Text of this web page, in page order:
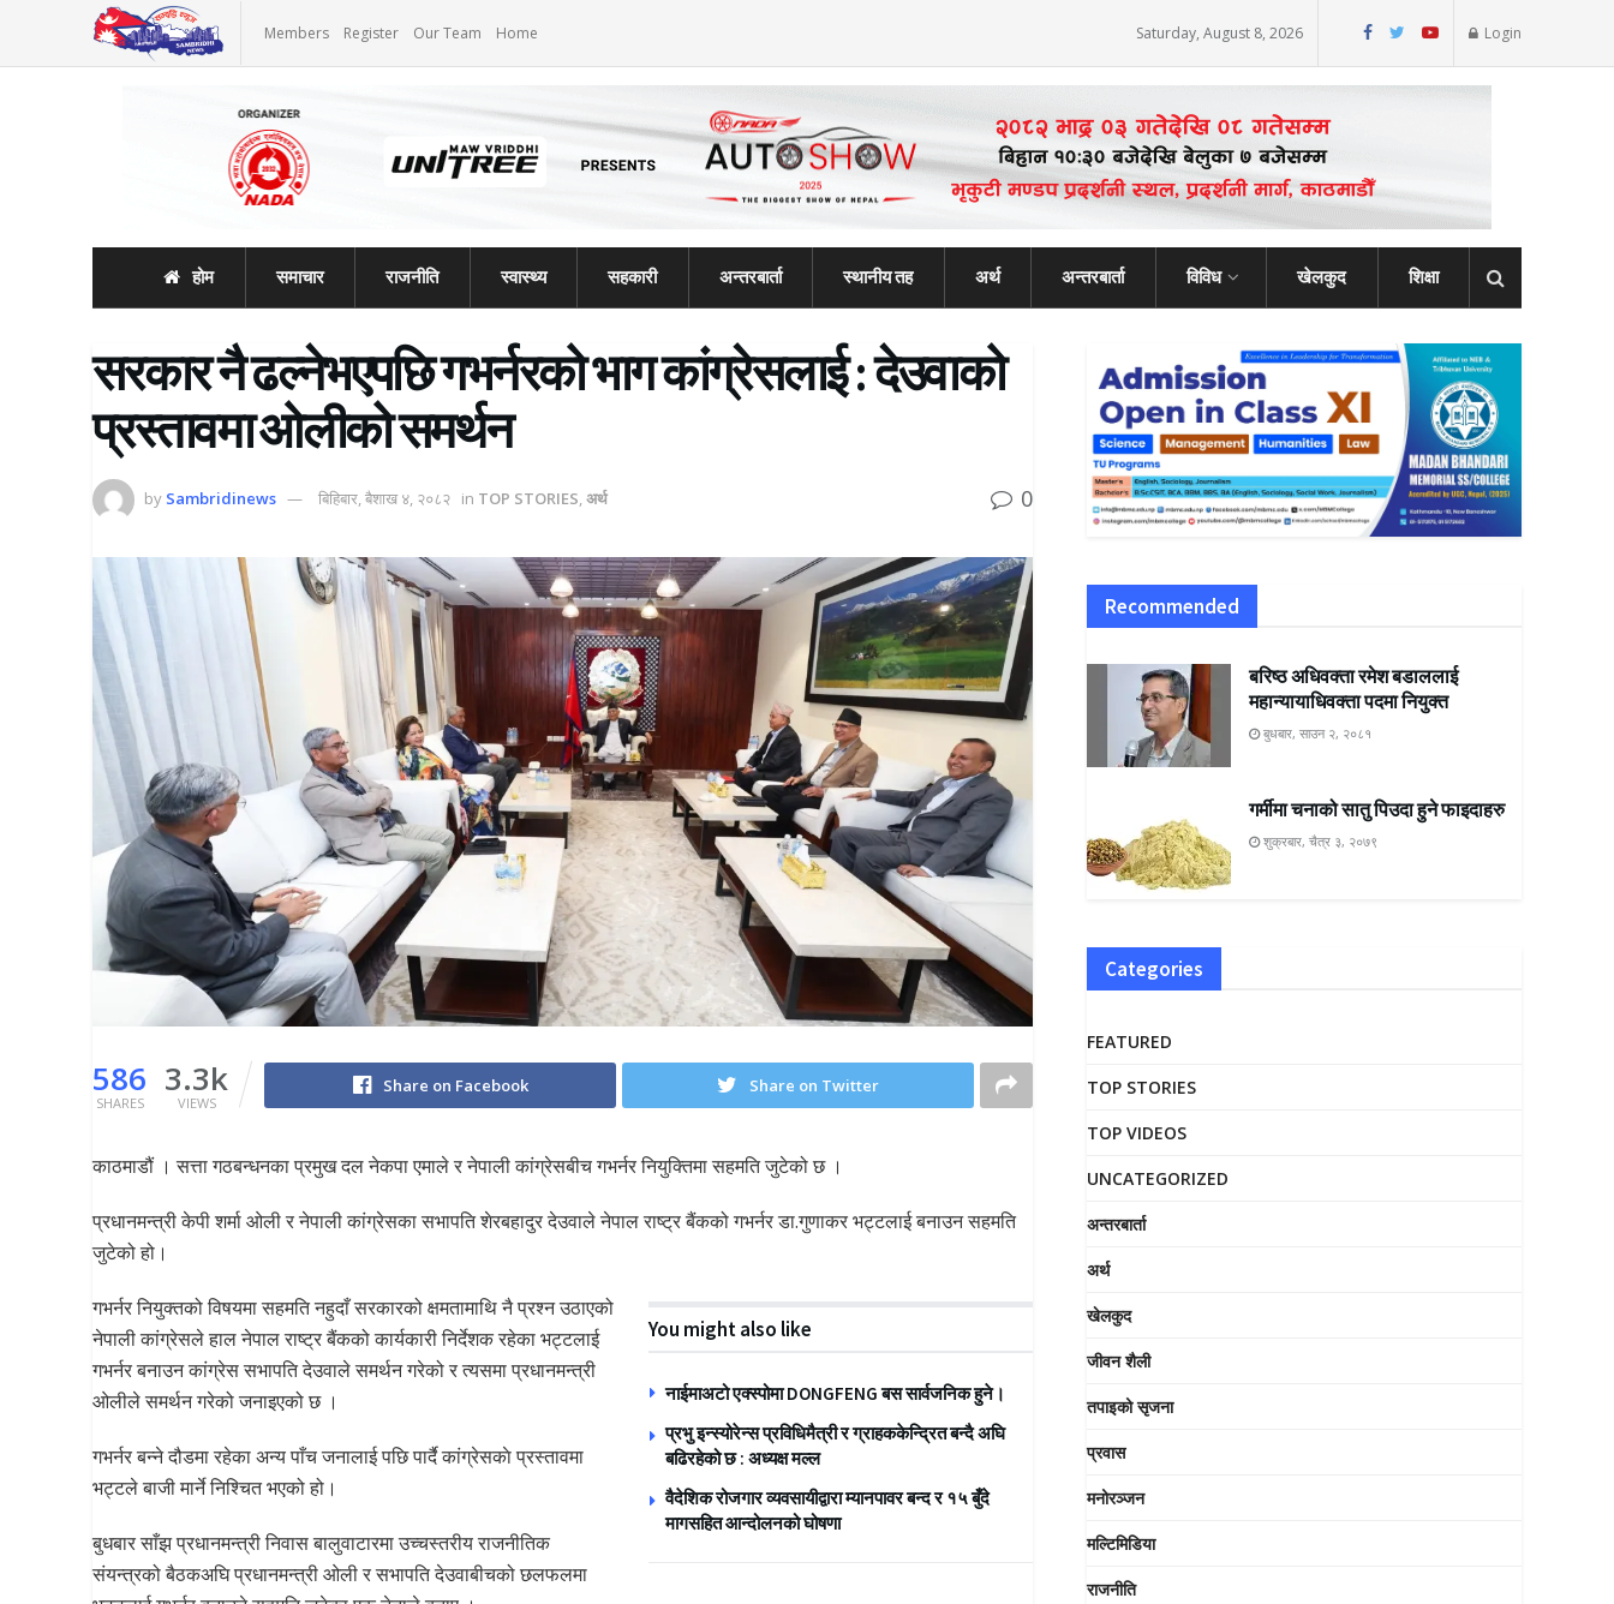
Members Register Our Team Home Saturday, August 8, 2026 Login
होम समाचार राजनीति स्वास्थ्य सहकारी अन्तरबार्ता स्थानीय तह अर्थ अन्तरबार्ता विविध खेलकुद शिक्षा
सरकार नै ढल्नेभएपछि गभर्नरको भाग कांग्रेसलाई : देउवाको
प्रस्तावमा ओलीको समर्थन
by Sambridinews बिहिबार, बैशाख ४, २०८२ in TOP STORIES,अर्थ 0
586
SHARES
3.3k
VIEWS
Share on Facebook Share on Twitter
काठमाडौं । सत्ता गठबन्धनका प्रमुख दल नेकपा एमाले र नेपाली कांग्रेसबीच गभर्नर नियुक्तिमा सहमति जुटेको छ ।
प्रधानमन्त्री केपी शर्मा ओली र नेपाली कांग्रेसका सभापति शेरबहादुर देउवाले नेपाल राष्ट्र बैंकको गभर्नर डा.गुणाकर भट्टलाई बनाउन सहमति
जुटेको हो।
You might also like
नाईमाअटो एक्स्पोमा DONGFENG बस सार्वजनिक हुने।
प्रभु इन्स्योरेन्स प्रविधिमैत्री र ग्राहककेन्द्रित बन्दै अघि
बढिरहेको छ : अध्यक्ष मल्ल
वैदेशिक रोजगार व्यवसायीद्वारा म्यानपावर बन्द र १५ बुँदे
मागसहित आन्दोलनको घोषणा
गभर्नर नियुक्तको विषयमा सहमति नहुदाँ सरकारको क्षमतामाथि नै प्रश्न उठाएको
नेपाली कांग्रेसले हाल नेपाल राष्ट्र बैंकको कार्यकारी निर्देशक रहेका भट्टलाई
गभर्नर बनाउन कांग्रेस सभापति देउवाले समर्थन गरेको र त्यसमा प्रधानमन्त्री
ओलीले समर्थन गरेको जनाइएको छ ।
गभर्नर बन्ने दौडमा रहेका अन्य पाँच जनालाई पछि पार्दै कांग्रेसकाे प्रस्तावमा
भट्टले बाजी मार्ने निश्चित भएको हो।
बुधबार साँझ प्रधानमन्त्री निवास बालुवाटारमा उच्चस्तरीय राजनीतिक
संयन्त्रको बैठकअघि प्रधानमन्त्री ओली र सभापति देउवाबीचको छलफलमा
Recommended
बरिष्ठ अधिवक्ता रमेश बडाललाई
महान्यायाधिवक्ता पदमा नियुक्त
बुधबार, साउन २, २०८१
गर्मीमा चनाको सातु पिउदा हुने फाइदाहरु
शुक्रबार, चैत्र ३, २०७९
Categories
FEATURED
TOP STORIES
TOP VIDEOS
UNCATEGORIZED
अन्तरबार्ता
अर्थ
खेलकुद
जीवन शैली
तपाइको सृजना
प्रवास
मनोरञ्जन
मल्टिमिडिया
राजनीति